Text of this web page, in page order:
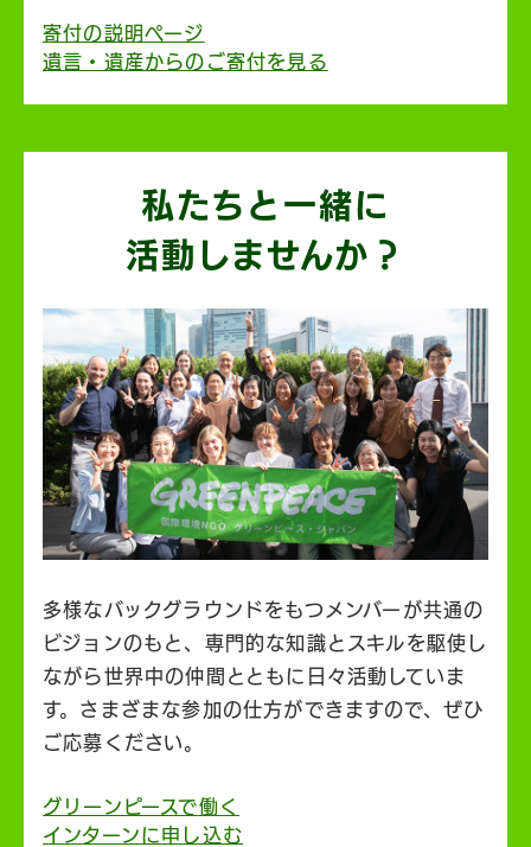
寄付の説明ページ
遺言・遺産からのご寄付を見る
私たちと一緒に
活動しませんか？
多様なバックグラウンドをもつメンバーが共通の
ビジョンのもと、専門的な知識とスキルを駆使し
ながら世界中の仲間とともに日々活動していま
す。さまざまな参加の仕方ができますので、ぜひ
ご応募ください。
グリーンピースで働く
インターンに申し込む